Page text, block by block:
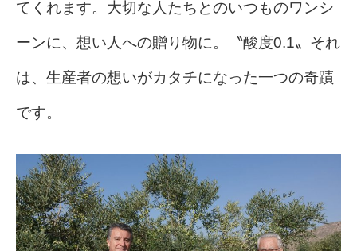
てくれます。大切な人たちとのいつものワンシ
ーンに、想い人への贈り物に。〝酸度0.1〟それ
は、生産者の想いがカタチになった一つの奇蹟
です。